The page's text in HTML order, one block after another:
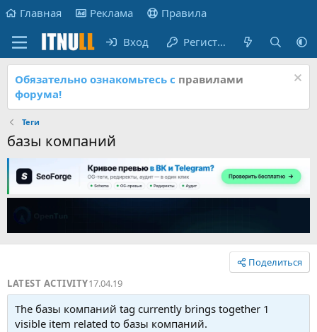
Главная Реклама Правила
Вход Регистрация
Обязательно ознакомьтесь с правилами
форума!
Теги
базы компаний
Поделиться
LATEST ACTIVITY17.04.19
The базы компаний tag currently brings together 1
visible item related to базы компаний.